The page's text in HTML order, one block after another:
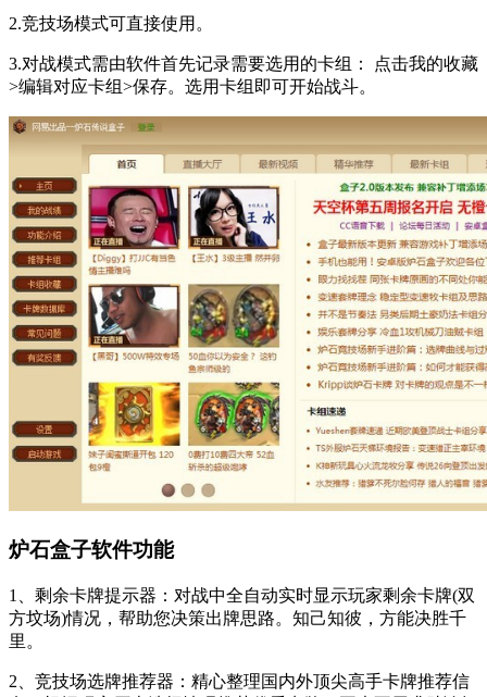
2.竞技场模式可直接使用。
3.对战模式需由软件首先记录需要选用的卡组： 点击我的收藏
>编辑对应卡组>保存。选用卡组即可开始战斗。
炉石盒子软件功能
1、剩余卡牌提示器：对战中全自动实时显示玩家剩余卡牌(双
方坟场)情况，帮助您决策出牌思路。知己知彼，方能决胜千
里。
2、竞技场选牌推荐器：精心整理国内外顶尖高手卡牌推荐信